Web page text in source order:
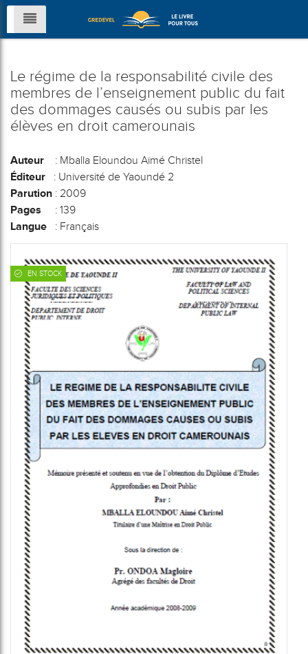
Le régime de la responsabilité civile des
membres de l’enseignement public du fait
des dommages causés ou subis par les
élèves en droit camerounais
Auteur : Mballa Eloundou Aimé Christel
Éditeur : Université de Yaoundé 2
Parution : 2009
Pages : 139
Langue : Français
EN STOCK